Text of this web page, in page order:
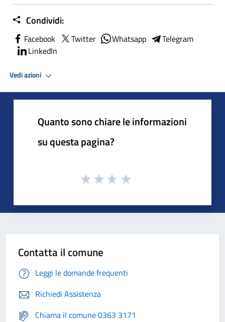
Condividi:
Facebook Twitter Whatsapp
Telegram
LinkedIn
Vedi azioni
Quanto sono chiare le informazioni
su questa pagina?
Contatta il comune
Leggi le domande frequenti
Richiedi Assistenza
Chiama il comune 0363 3171